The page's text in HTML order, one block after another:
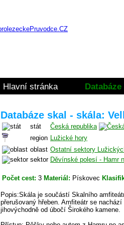
Hlavní stránka
Databáze skal - skála:
stát
Česká republika
region Lužické hory
oblast Ostatní sektory
sektor Děvínské polesí - Hamr
Počet cest: 3 Materiál: Pískovec
Popis:Skála je součástí Skalního
přerušovaný hřeben. Amfiteátr se
jihovýchodně od úbočí Širokého kamene.